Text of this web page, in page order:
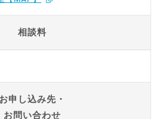
相談料
お申し込み先・
お問い合わせ